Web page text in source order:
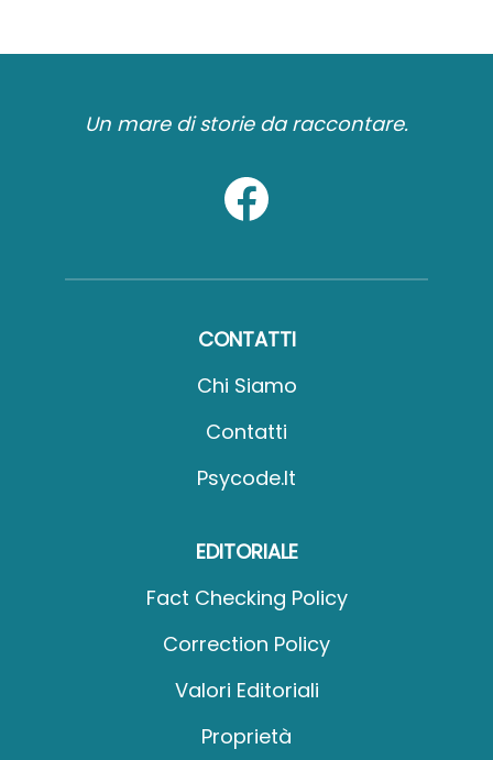
Un mare di storie da raccontare.
CONTATTI
Chi Siamo
Contatti
Psycode.it
EDITORIALE
Fact Checking Policy
Correction Policy
Valori Editoriali
Proprietà